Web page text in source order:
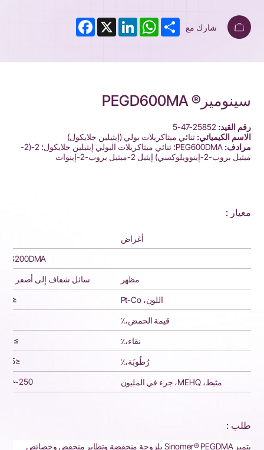
شارك مع Facebook X
LinkedIn
WhatsAppShare
سينومير® PEGD600MA
رقم القيد:
الاسم الكيميائي: ثنائي ميثاكريلات بولي (إيثيلين جلايكول)
مرادف:
PEG600DMA؛ ثنائي ميثاكريلات البولي إيثيلين جلايكول؛ 2-(2-
ميثيل بروب-2-إينوويلوكسي) إيثيل 2-ميثيل بروب-2-إينوات
معيار :
أغراض
PEG200DMA
مظهر سائل شفاف إلى أصفر فاتح
اللون، Pt-Co ≤100
قيمة الحمض،٪
نقاء،٪ ≥98٪
رُطُوبَة،٪ ≤0.05
مثبط، MEHQ، جزء في المليون 250~350
طلب :
يتميز Sinomer® PEGDMA بلزوجة منخفضة وتطاير منخفض وخصائص